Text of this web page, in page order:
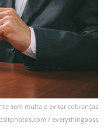
sem multa e evitar cobranças
/ everythingposs